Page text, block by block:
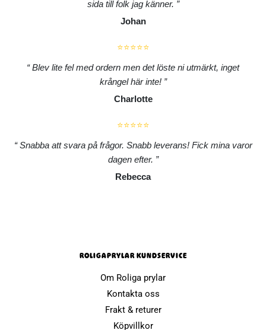
sida till folk jag känner.
Johan
⭐⭐⭐⭐⭐
Blev lite fel med ordern men det löste ni utmärkt, inget
krångel här inte!
Charlotte
⭐⭐⭐⭐⭐
Snabba att svara på frågor. Snabb leverans! Fick mina varor
dagen efter.
Rebecca
ROLIGAPRYLAR KUNDSERVICE
Om Roliga prylar
Kontakta oss
Frakt & returer
Köpvillkor